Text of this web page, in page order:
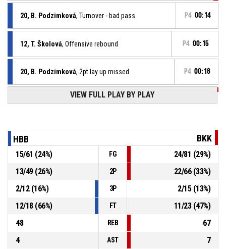
20, B. Podzimková, Turnover - bad pass P4 00:14
12, T. Školová, Offensive rebound P4 00:15
20, B. Podzimková, 2pt lay up missed P4 00:18
33, E. Zahradníčková, Turnover - bad pass
14, A. Kadlečková, Steal
20, B. Podzimková , Turnover - ball handling P4 00:25
P4 00:25 Jump ball - held ball
VIEW FULL PLAY BY PLAY
HBB BKK
15/61 (24%) FG 24/81 (29%)
13/49(26%) 2P 22/66(33%)
2/12(16%) 3P 2/15(13%)
12/18(66%) FT 11/23(47%)
48
REB
67
4
AST
7